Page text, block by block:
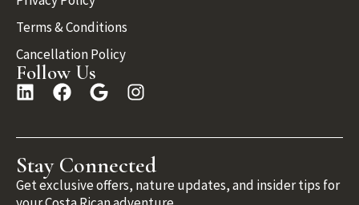
Terms & Conditions
Cancellation Policy
Follow Us
Stay Connected
Get exclusive offers, nature updates, and insider tips for